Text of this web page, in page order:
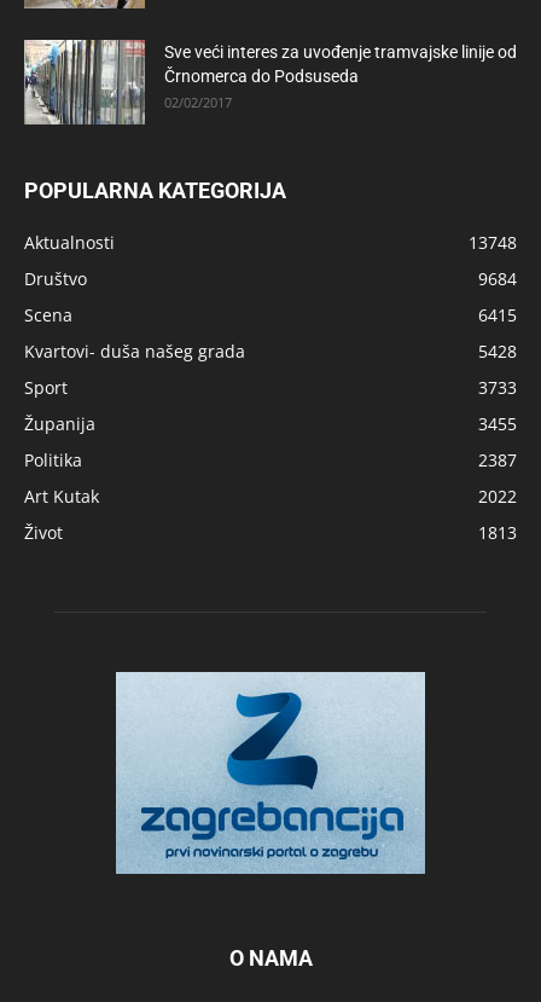
Sve veći interes za uvođenje tramvajske linije od
Črnomerca do Podsuseda
02/02/2017
POPULARNA KATEGORIJA
Aktualnosti
13748
Društvo
9684
Scena
6415
Kvartovi- duša našeg grada
5428
Sport
3733
Županija
3455
Politika
2387
Art Kutak
2022
Život
1813
O NAMA